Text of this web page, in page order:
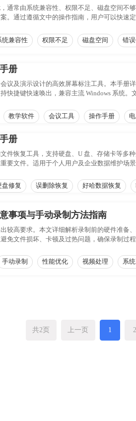
通常由系统兼容性、权限不足、磁盘空间不
。通过遵循文中的操作指南，用户可以快速
统兼容性 权限不足 磁盘空间 错
册
议及演示设计的高效屏幕标注工具。本手册
快捷键快速唤出，兼容主流 Windows 系统
教学软件 会议工具 操作手册
册
件恢复工具，支持硬盘、U 盘、存储卡等多
要文件。适用于个人用户及企业数据维护场
盘修复 误删除恢复 好哈数据恢复
事项与手动录制方法指南
较高要求。本文详细解析录制前的硬件准备
免文件损坏、卡顿及过热问题，确保录制过
手动录制 性能优化 视频处理 系
共2页 上一页 1 2